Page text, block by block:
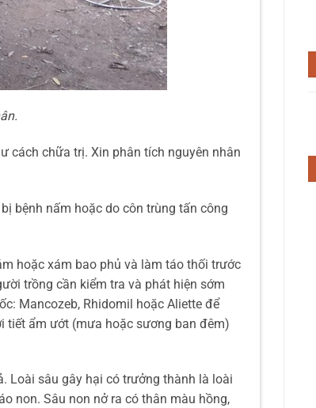
cách chữa trị. Xin phân tích nguyên nhân
bệnh nấm hoặc do côn trùng tấn công
hoặc xám bao phủ và làm táo thối trước
trồng cần kiểm tra và phát hiện sớm
Mancozeb, Rhidomil hoặc Aliette để
tiết ẩm ướt (mưa hoặc sương ban đêm)
Loài sâu gây hại có trưởng thành là loài
non. Sâu non nở ra có thân màu hồng,